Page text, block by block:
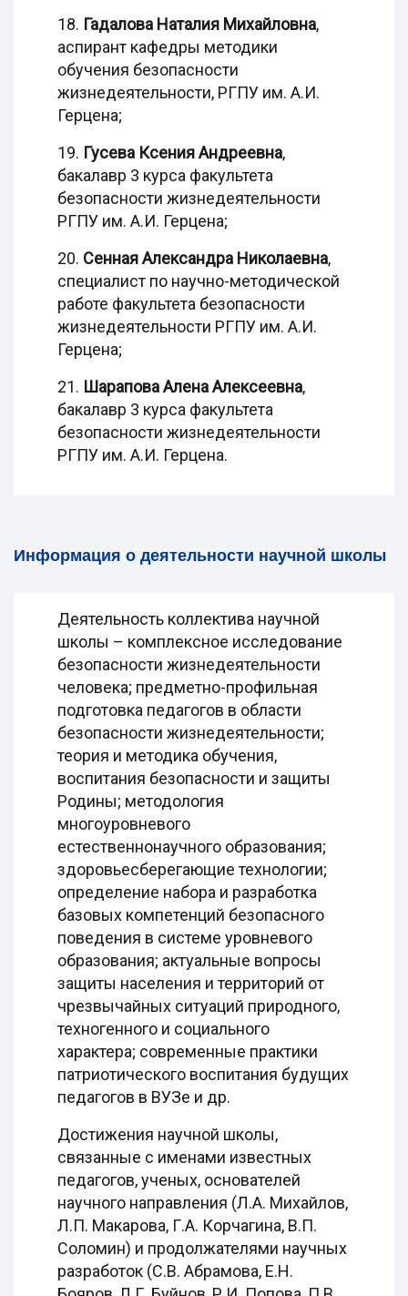
18. Гадалова Наталия Михайловна,
аспирант кафедры методики
обучения безопасности
жизнедеятельности, РГПУ им. А.И.
Герцена;
19. Гусева Ксения Андреевна,
бакалавр 3 курса факультета
безопасности жизнедеятельности
РГПУ им. А.И. Герцена;
20. Сенная Александра Николаевна,
специалист по научно-методической
работе факультета безопасности
жизнедеятельности РГПУ им. А.И.
Герцена;
21. Шарапова Алена Алексеевна,
бакалавр 3 курса факультета
безопасности жизнедеятельности
РГПУ им. А.И. Герцена.
Информация о деятельности научной школы
Деятельность коллектива научной
школы – комплексное исследование
безопасности жизнедеятельности
человека; предметно-профильная
подготовка педагогов в области
безопасности жизнедеятельности;
теория и методика обучения,
воспитания безопасности и защиты
Родины; методология
многоуровневого
естественнонаучного образования;
здоровьесберегающие технологии;
определение набора и разработка
базовых компетенций безопасного
поведения в системе уровневого
образования; актуальные вопросы
защиты населения и территорий от
чрезвычайных ситуаций природного,
техногенного и социального
характера; современные практики
патриотического воспитания будущих
педагогов в ВУЗе и др.
Достижения научной школы,
связанные с именами известных
педагогов, ученых, основателей
научного направления (Л.А. Михайлов,
Л.П. Макарова, Г.А. Корчагина, В.П.
Соломин) и продолжателями научных
разработок (С.В. Абрамова, Е.Н.